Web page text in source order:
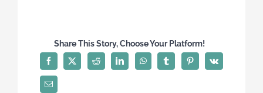
Share This Story, Choose Your Platform!